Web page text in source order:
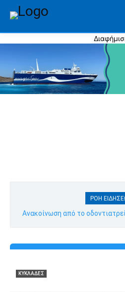
ΡΟΉ
Ανακοίνωση από το
ΚΥΚΛΆΔΕΣ